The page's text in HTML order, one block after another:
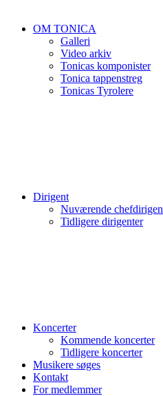
OM TONICA
Galleri
Video arkiv
Tonicas komponister
Tonica tappenstreg
Tonicas Tyrolere
Dirigent
Nuværende
Tidligere dirigenter
Koncerter
Kommende koncerter
Tidligere koncerter
Musikere søges
Kontakt
For medlemmer